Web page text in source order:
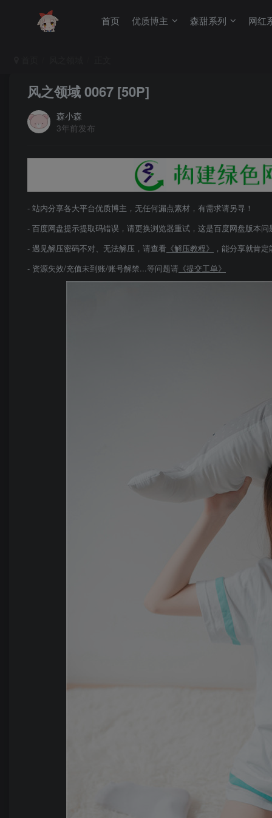
首页 优质博主 森甜系列 网红
风之领域 0067 [50P]
森小森
3年前发布
- 站内分享各大平台优质博主，无任何漏点素材，有需求请另寻！
- 百度网盘提示提取码错误，请更换浏览器重试，这是百度网盘版本问
- 遇见解压密码不对、无法解压，请查看 《解压教程》
，能分享就肯
- 资源失效/充值未到账/账号解禁...等问题请 《提交工单》